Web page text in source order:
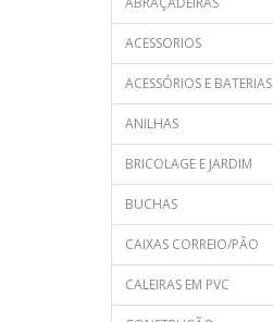
ACESSORIOS
ACESSÓRIOS E BATERIAS
ANILHAS
BRICOLAGE E JARDIM
BUCHAS
CAIXAS CORREIO/PÃO
CALEIRAS EM PVC